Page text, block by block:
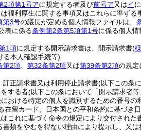
2項第1号アに規定する者及び前号ア又はイ
福利厚生に関する事項又はこれらに準ずる
第3号の議長が定める個人情報ファイルは、
表に係る条例第2条第5項第1号に係る個人情
1項に規定する開示請求書は、開示請求書(
る本人確認手続等)
第2項 第32条第2項又は第39条第2項の規定
訂正請求書又は利用停止請求書(以下この条
する者(以下この条において「開示請求者
おける特定の個人を識別するための番号
在留カード、日本国との平和条約に基づき
これに基づく命令の規定により交付され
書類をやむを得ない理由により提示し、又